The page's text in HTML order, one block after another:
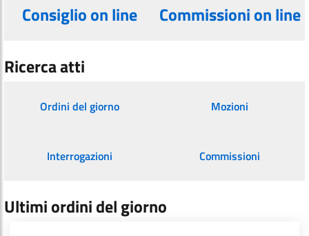
Consiglio on line Commissioni on line
Ricerca atti
Ordini del giorno Mozioni
Interrogazioni Commissioni
Ultimi ordini del giorno